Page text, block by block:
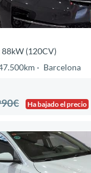
(120CV)
Barcelona
Ha bajado el precio